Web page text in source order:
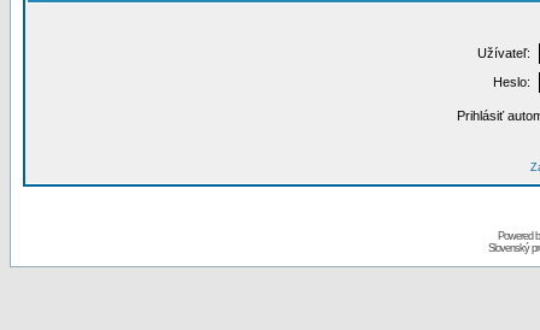
Užívateľ:
Heslo:
Prihlásiť
Powered
Slovenský